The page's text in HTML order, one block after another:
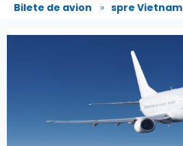
Bilete de avion » spre Vietnam